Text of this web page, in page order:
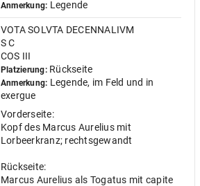
Anmerkung: Legende
VOTA SOLVTA DECENNALIVM
S C
COS III
Platzierung:Rückseite
Anmerkung: Legende, im Feld und in
exergue
Vorderseite:
Kopf des Marcus Aurelius mit
Lorbeerkranz; rechtsgewandt
Rückseite:
Marcus Aurelius als Togatus mit capite